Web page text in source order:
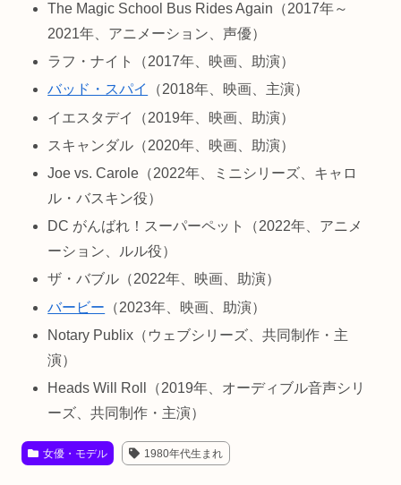
The Magic School Bus Rides Again（2017年～
2021年、アニメーション、声優）
ラフ・ナイト（2017年、映画、助演）
バッド・スパイ
（2018年、映画、主演）
イエスタデイ（2019年、映画、助演）
スキャンダル（2020年、映画、助演）
Joe vs. Carole（2022年、ミニシリーズ、キャロ
ル・バスキン役）
DC がんばれ！スーパーペット（2022年、アニメ
ーション、ルル役）
ザ・バブル（2022年、映画、助演）
バービー （2023年、映画、助演）
Notary Publix（ウェブシリーズ、共同制作・主
演）
Heads Will Roll（2019年、オーディブル音声シリ
ーズ、共同制作・主演）
女優・モデル 1980年代生まれ